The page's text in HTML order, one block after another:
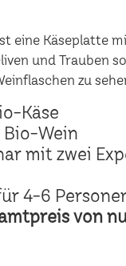
Käse
Wein
mit zwei
4-6
von